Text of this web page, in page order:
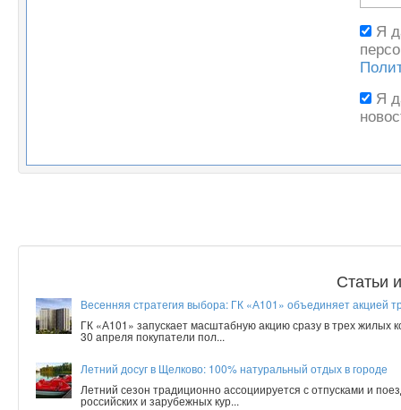
Я
Я
Статьи
Весенняя стратегия выбора: ГК «А101» объединяет акцией
ГК «А101» запускает масштабную акцию сразу в трех
30 апреля покупатели пол...
Летний досуг в Щелково: 100% натуральный отдых в городе
Летний сезон традиционно ассоциируется с отпусками и
российских и зарубежных кур...